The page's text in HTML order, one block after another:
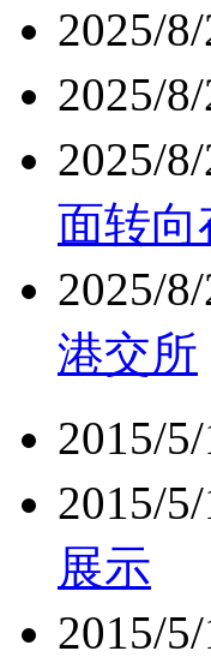
2025/
2025/
2025/
面转向
2025/
港交所
2015/
2015/
展示
2015/